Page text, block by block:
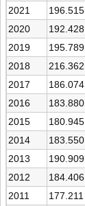
2021 196.515
2020 192.428
2019 195.789
2018 216.362
2017 186.074
2016 183.880
2015 180.945
2014 183.550
2013 190.909
2012 184.406
2011 177.211